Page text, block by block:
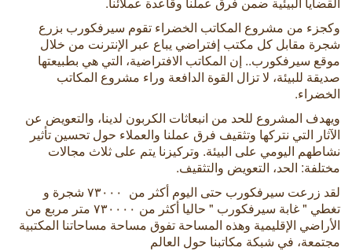
وكجزء من مشروع المكاتب الخضراء تقوم سيرفكورب بزرع
شجرة مقابل كل مكتب إفتراضي يباع عبر الإنترنت من خلال
موقع سيرفكورب.. إن المكاتب الافتراضية، التي هي بطبيعتها
صديقة للبيئة، لا تزال القوة الدافعة وراء مشروع المكاتب
الخضراء.
ويهدف المشروع للحد من انبعاثات الكربون لدينا، والتعويض عن
الآثار التي نتركها وتثقيف فرق عملنا والعملاء حول تحسين تأثير
نشاطهم اليومي على البيئة. وتركيزنا يتم على ثلاث مجالات
مختلفة: الحد، التعويض والتثقيف.
لقد زرعت سيرفكورب حتى اليوم أكثر من
٠٠ شجرة و
تغطي " غابة سيرفكورب " حاليا أكثر من
٧۳ ٠٠٠٠ متر مربع من
الأراضي الإقليمية وهذه المساحة تفوق مساحة مساحاتنا المكتبية
مجتمعة، في شبكة مكاتبنا حول العالم